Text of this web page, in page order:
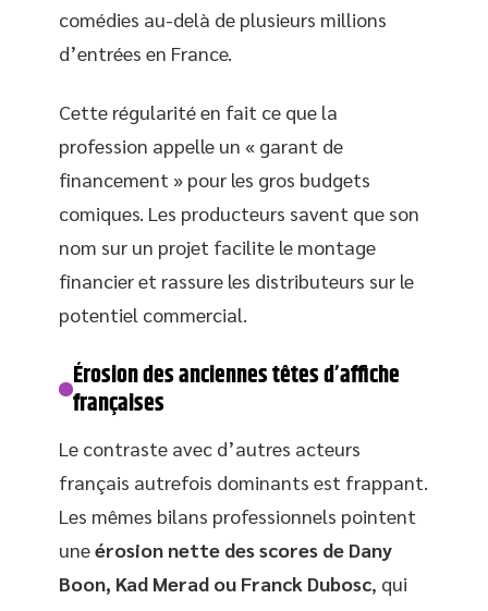
comédies au-delà de plusieurs millions
d’entrées en France.
Cette régularité en fait ce que la
profession appelle un « garant de
financement » pour les gros budgets
comiques. Les producteurs savent que son
nom sur un projet facilite le montage
financier et rassure les distributeurs sur le
potentiel commercial.
Érosion des anciennes têtes d’affiche
françaises
Le contraste avec d’autres acteurs
français autrefois dominants est frappant.
Les mêmes bilans professionnels pointent
uneérosion nette des scores de Dany
Boon, Kad Merad ou Franck Dubosc, qui